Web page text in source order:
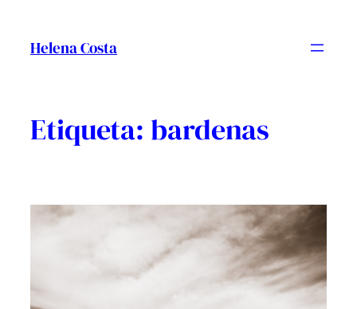
contingut
Helena Costa
Etiqueta: bardenas